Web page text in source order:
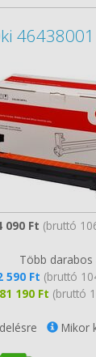
090 Ft (bruttó
Több darabos
590 Ft (bruttó
81 190 Ft (bruttó
Mikor